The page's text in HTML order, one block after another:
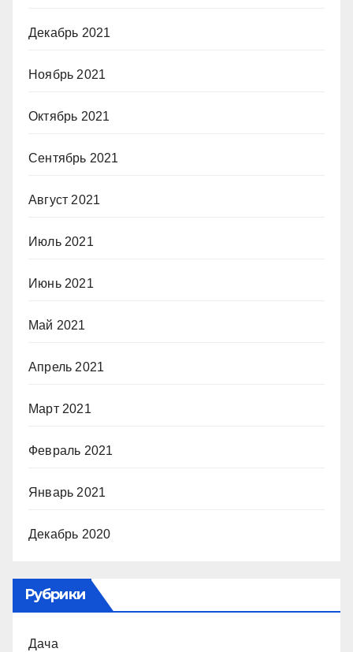
Декабрь 2021
Ноябрь 2021
Октябрь 2021
Сентябрь 2021
Август 2021
Июль 2021
Июнь 2021
Май 2021
Апрель 2021
Март 2021
Февраль 2021
Январь 2021
Декабрь 2020
Рубрики
Дача